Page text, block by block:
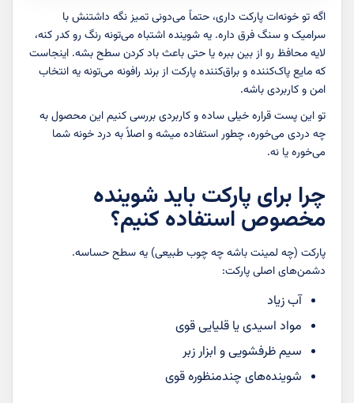
اگه تو خونه‌ات پارکت داری، حتماً می‌دونی تمیز نگه داشتنش با
سرامیک و سنگ فرق داره. یه شوینده اشتباه می‌تونه رنگ رو کدر کنه،
لایه محافظ رو از بین ببره یا حتی باعث باد کردن سطح بشه. اینجاست
که مایع پاک‌کننده و براق‌کننده پارکت از برند رافونه می‌تونه یه انتخاب
امن و کاربردی باشه.
تو این پست قراره خیلی ساده و کاربردی بررسی کنیم این محصول به
چه دردی می‌خوره، چطور استفاده میشه و اصلاً به درد خونه شما
می‌خوره یا نه.
چرا برای پارکت باید شوینده
مخصوص استفاده کنیم؟
پارکت (چه لمینت باشه چه چوب طبیعی) یه سطح حساسه.
دشمن‌های اصلی پارکت:
آب زیاد
مواد اسیدی یا قلیایی قوی
سیم ظرفشویی و ابزار زبر
شوینده‌های چندمنظوره قوی